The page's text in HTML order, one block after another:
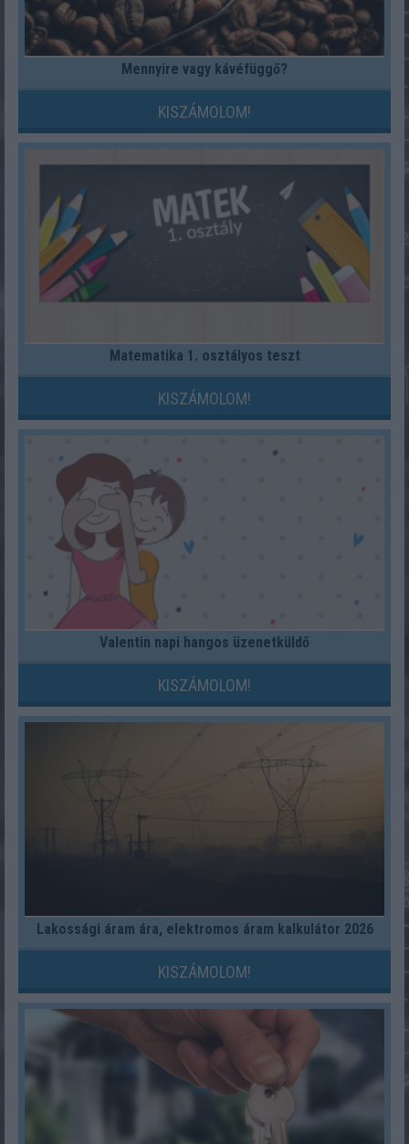
Mennyire vagy kávéfüggő?
KISZÁMOLOM!
Matematika 1. osztályos teszt
KISZÁMOLOM!
Valentin napi hangos üzenetküldő
KISZÁMOLOM!
Lakossági áram ára, elektromos áram kalkulátor 2026
KISZÁMOLOM!